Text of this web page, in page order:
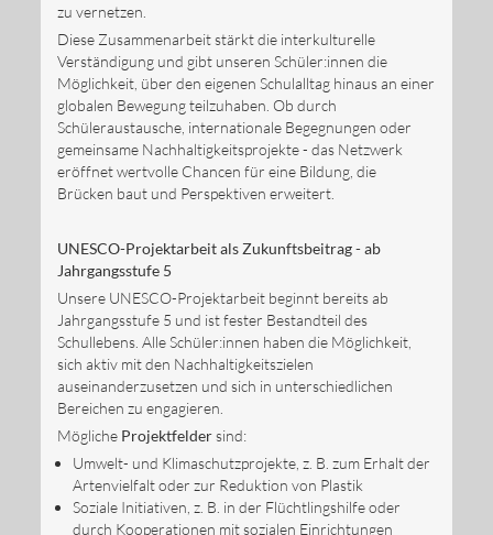
zu vernetzen.
Diese Zusammenarbeit stärkt die interkulturelle
Verständigung und gibt unseren Schüler:innen die
Möglichkeit, über den eigenen Schulalltag hinaus an einer
globalen Bewegung teilzuhaben. Ob durch
Schüleraustausche, internationale Begegnungen oder
gemeinsame Nachhaltigkeitsprojekte - das Netzwerk
eröffnet wertvolle Chancen für eine Bildung, die
Brücken baut und Perspektiven erweitert.
UNESCO-Projektarbeit als Zukunftsbeitrag - ab
Jahrgangsstufe 5
Unsere UNESCO-Projektarbeit beginnt bereits ab
Jahrgangsstufe 5 und ist fester Bestandteil des
Schullebens. Alle Schüler:innen haben die Möglichkeit,
sich aktiv mit den Nachhaltigkeitszielen
auseinanderzusetzen und sich in unterschiedlichen
Bereichen zu engagieren.
Mögliche Projektfeldersind:
Umwelt- und Klimaschutzprojekte, z. B. zum Erhalt der
Artenvielfalt oder zur Reduktion von Plastik
Soziale Initiativen, z. B. in der Flüchtlingshilfe oder
durch Kooperationen mit sozialen Einrichtungen